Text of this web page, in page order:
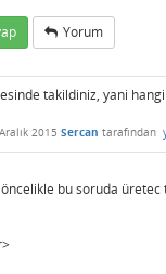
Yorum
takildiniz, yani
2015 Sercan tarafından
bu soruda üretec